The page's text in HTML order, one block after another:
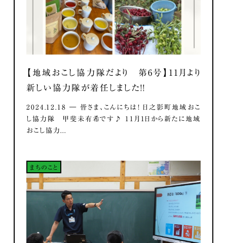
【地域おこし協力隊だより 第6号】11月より
新しい協力隊が着任しました！！
2024.12.18 ― 皆さま、こんにちは！ 日之影町地域おこ
し協力隊 甲斐未有希です♪ 11月1日から新たに地域
おこし協力...
まちのこと